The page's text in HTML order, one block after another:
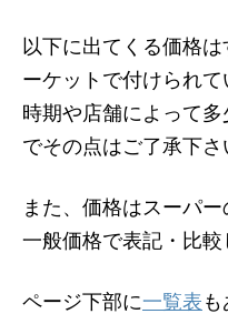
以下に出てくる価格
ーケットで付けられて
時期や店舗によって
でその点はご了承下さ
また、価格はスーパ
一般価格で表記・比較
ページ下部に一覧表も